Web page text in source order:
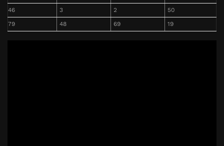
46
3 2
50
79
48 69 19